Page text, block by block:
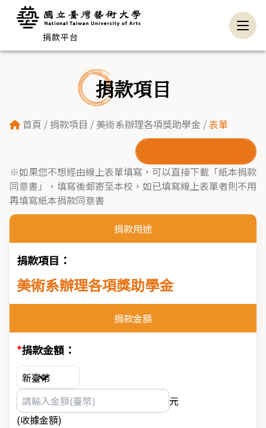
捐款項目
首頁 /捐款項目 / 美術系辦理各項獎助學金 /表單
※如果您不想經由線上表單填寫，可以直接下載「紙本捐款
同意書」，填寫後郵寄至本校，如已填寫線上表單者則不用
再填寫紙本捐款同意書
捐款用途
捐款項目：
美術系辦理各項獎助學金
捐款金額
捐款金額：
元
(收據金額)